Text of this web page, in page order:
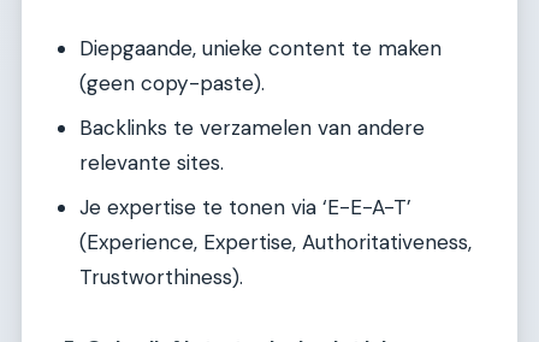
Diepgaande, unieke content te maken
(geen copy-paste).
Backlinks te verzamelen van andere
relevante sites.
Je expertise te tonen via ‘E-E-A-T’
(Experience, Expertise, Authoritativeness,
Trustworthiness).